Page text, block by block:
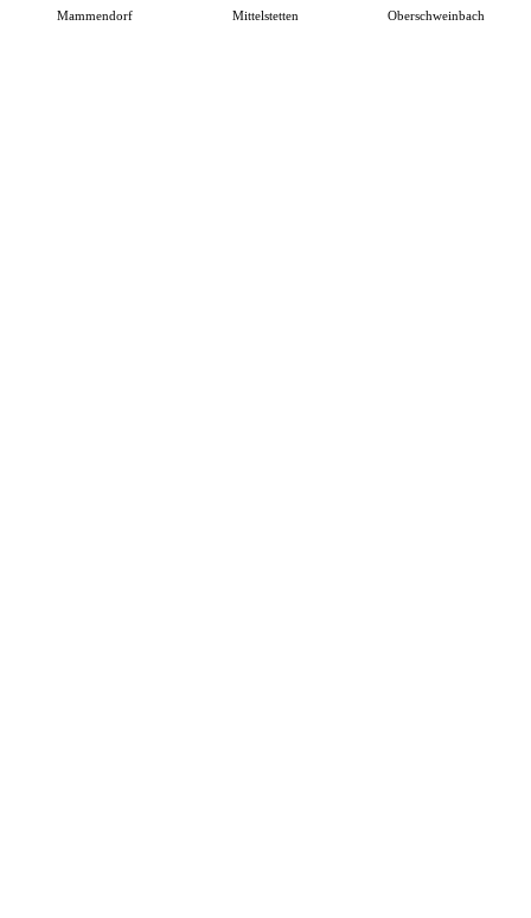
Mammendorf Mittelstetten Oberschweinbach